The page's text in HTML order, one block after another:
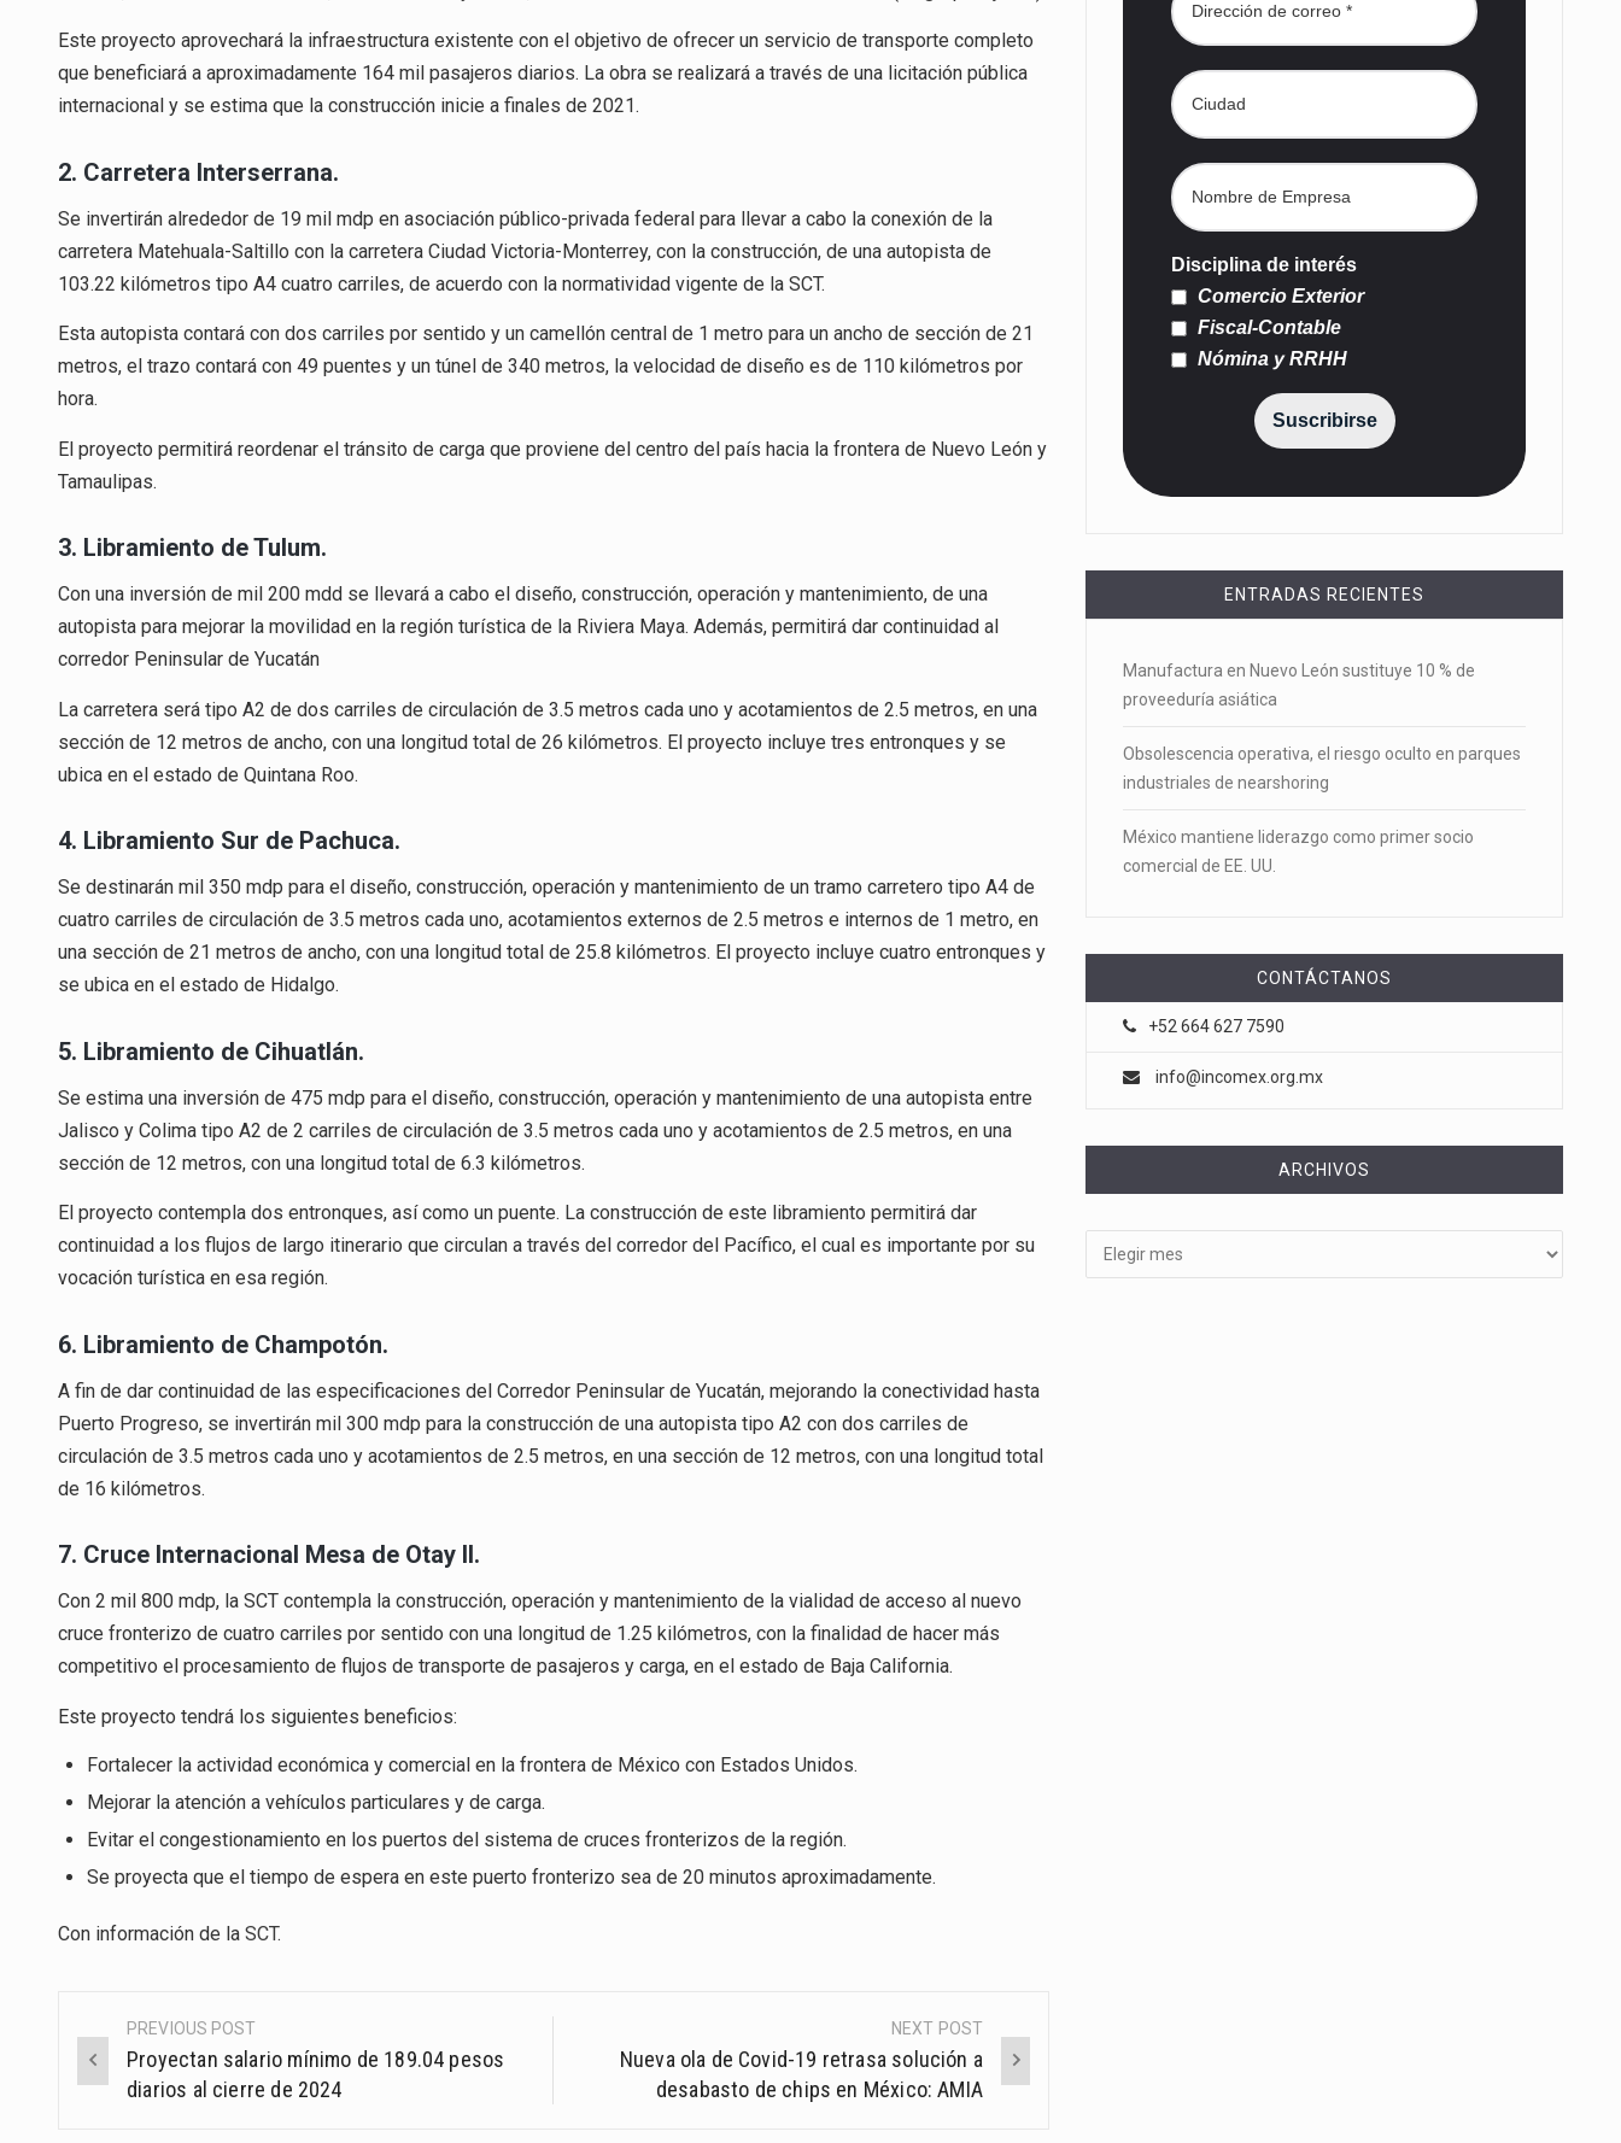
Este proyecto aprovechará la infraestructura existente con el objetivo de ofrecer un servicio de transporte completo
que beneficiará a aproximadamente 164 mil pasajeros diarios. La obra se realizará a través de una licitación pública
internacional y se estima que la construcción inicie a finales de 2021.
2. Carretera Interserrana.
Se invertirán alrededor de 19 mil mdp en asociación público-privada federal para llevar a cabo la conexión de la
carretera Matehuala-Saltillo con la carretera Ciudad Victoria-Monterrey, con la construcción, de una autopista de
103.22 kilómetros tipo A4 cuatro carriles, de acuerdo con la normatividad vigente de la SCT.
Esta autopista contará con dos carriles por sentido y un camellón central de 1 metro para un ancho de sección de 21
metros, el trazo contará con 49 puentes y un túnel de 340 metros, la velocidad de diseño es de 110 kilómetros por
hora.
El proyecto permitirá reordenar el tránsito de carga que proviene del centro del país hacia la frontera de Nuevo León y
Tamaulipas.
3. Libramiento de Tulum.
Con una inversión de mil 200 mdd se llevará a cabo el diseño, construcción, operación y mantenimiento, de una
autopista para mejorar la movilidad en la región turística de la Riviera Maya. Además, permitirá dar continuidad al
corredor Peninsular de Yucatán
La carretera será tipo A2 de dos carriles de circulación de 3.5 metros cada uno y acotamientos de 2.5 metros, en una
sección de 12 metros de ancho, con una longitud total de 26 kilómetros. El proyecto incluye tres entronques y se
ubica en el estado de Quintana Roo.
4. Libramiento Sur de Pachuca.
Se destinarán mil 350 mdp para el diseño, construcción, operación y mantenimiento de un tramo carretero tipo A4 de
cuatro carriles de circulación de 3.5 metros cada uno, acotamientos externos de 2.5 metros e internos de 1 metro, en
una sección de 21 metros de ancho, con una longitud total de 25.8 kilómetros. El proyecto incluye cuatro entronques y
se ubica en el estado de Hidalgo.
5. Libramiento de Cihuatlán.
Se estima una inversión de 475 mdp para el diseño, construcción, operación y mantenimiento de una autopista entre
Jalisco y Colima tipo A2 de 2 carriles de circulación de 3.5 metros cada uno y acotamientos de 2.5 metros, en una
sección de 12 metros, con una longitud total de 6.3 kilómetros.
El proyecto contempla dos entronques, así como un puente. La construcción de este libramiento permitirá dar
continuidad a los flujos de largo itinerario que circulan a través del corredor del Pacífico, el cual es importante por su
vocación turística en esa región.
6. Libramiento de Champotón.
A fin de dar continuidad de las especificaciones del Corredor Peninsular de Yucatán, mejorando la conectividad hasta
Puerto Progreso, se invertirán mil 300 mdp para la construcción de una autopista tipo A2 con dos carriles de
circulación de 3.5 metros cada uno y acotamientos de 2.5 metros, en una sección de 12 metros, con una longitud total
de 16 kilómetros.
7. Cruce Internacional Mesa de Otay II.
Con 2 mil 800 mdp, la SCT contempla la construcción, operación y mantenimiento de la vialidad de acceso al nuevo
cruce fronterizo de cuatro carriles por sentido con una longitud de 1.25 kilómetros, con la finalidad de hacer más
competitivo el procesamiento de flujos de transporte de pasajeros y carga, en el estado de Baja California.
Este proyecto tendrá los siguientes beneficios:
Fortalecer la actividad económica y comercial en la frontera de México con Estados Unidos.
Mejorar la atención a vehículos particulares y de carga.
Evitar el congestionamiento en los puertos del sistema de cruces fronterizos de la región.
Se proyecta que el tiempo de espera en este puerto fronterizo sea de 20 minutos aproximadamente.
Con información de la SCT.
Post
navigation
PREVIOUS POST
Proyectan salario mínimo de 189.04 pesos
diarios al cierre de 2024
NEXT POST
Nueva ola de Covid-19 retrasa solución a
desabasto de chips en México: AMIA
Disciplina de interés
Comercio Exterior
Fiscal-Contable
Nómina y RRHH
Suscribirse
ENTRADAS RECIENTES
Manufactura en Nuevo León sustituye 10 % de
proveeduría asiática
Obsolescencia operativa, el riesgo oculto en parques
industriales de nearshoring
México mantiene liderazgo como primer socio
comercial de EE. UU.
CONTÁCTANOS
+52 664 627 7590
info@incomex.org.mx
ARCHIVOS